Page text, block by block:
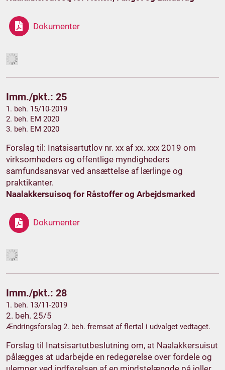
Dokumenter
Imm./pkt.: 25
1. beh. 15/10-2019
2. beh. EM 2020
3. beh. EM 2020
Forslag til: Inatsisartutlov nr. xx af xx. xxx 2019 om
virksomheders og offentlige myndigheders
samfundsansvar ved ansættelse af lærlinge og
praktikanter.
Naalakkersuisoq for Råstoffer og Arbejdsmarked
Dokumenter
Imm./pkt.: 28
1. beh. 13/11-2019
2. beh. 25/5
Ændringsforslag 2. beh. fremsat af flertal i udvalget vedtaget.
Forslag til Inatsisartutbeslutning om, at Naalakkersuisut
pålægges at udarbejde en redegørelse over fordele og